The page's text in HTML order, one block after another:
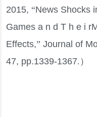
2015, “News Shocks
Games a n d T h e i
Effects,” Journal of
47, pp.1339-1367.）